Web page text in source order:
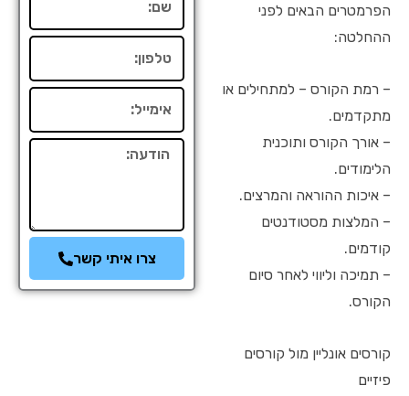
הפרמטרים הבאים לפני
ההחלטה:
– רמת הקורס – למתחילים או
מתקדמים.
– אורך הקורס ותוכנית
הלימודים.
– איכות ההוראה והמרצים.
– המלצות מסטודנטים
קודמים.
– תמיכה וליווי לאחר סיום
הקורס.
קורסים אונליין מול קורסים
פיזיים
הודעה
צרו איתי קשר